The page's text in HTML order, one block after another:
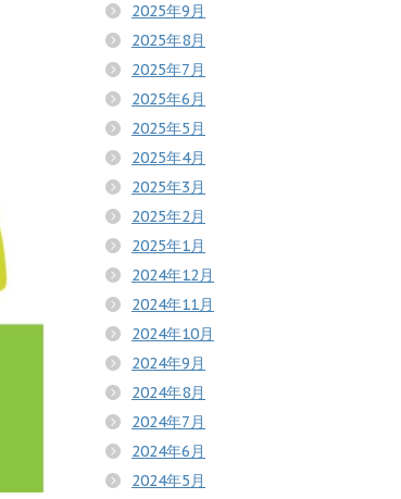
2025年9月
2025年8月
2025年7月
2025年6月
2025年5月
2025年4月
2025年3月
2025年2月
2025年1月
2024年12月
2024年11月
2024年10月
2024年9月
2024年8月
2024年7月
2024年6月
2024年5月